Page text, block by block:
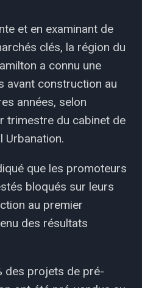
et en examinant de
clés, la région du
a connu une
avant construction au
années, selon
trimestre du cabinet de
Urbanation.
que les promoteurs
bloqués sur leurs
au premier
des résultats
des projets de pré-